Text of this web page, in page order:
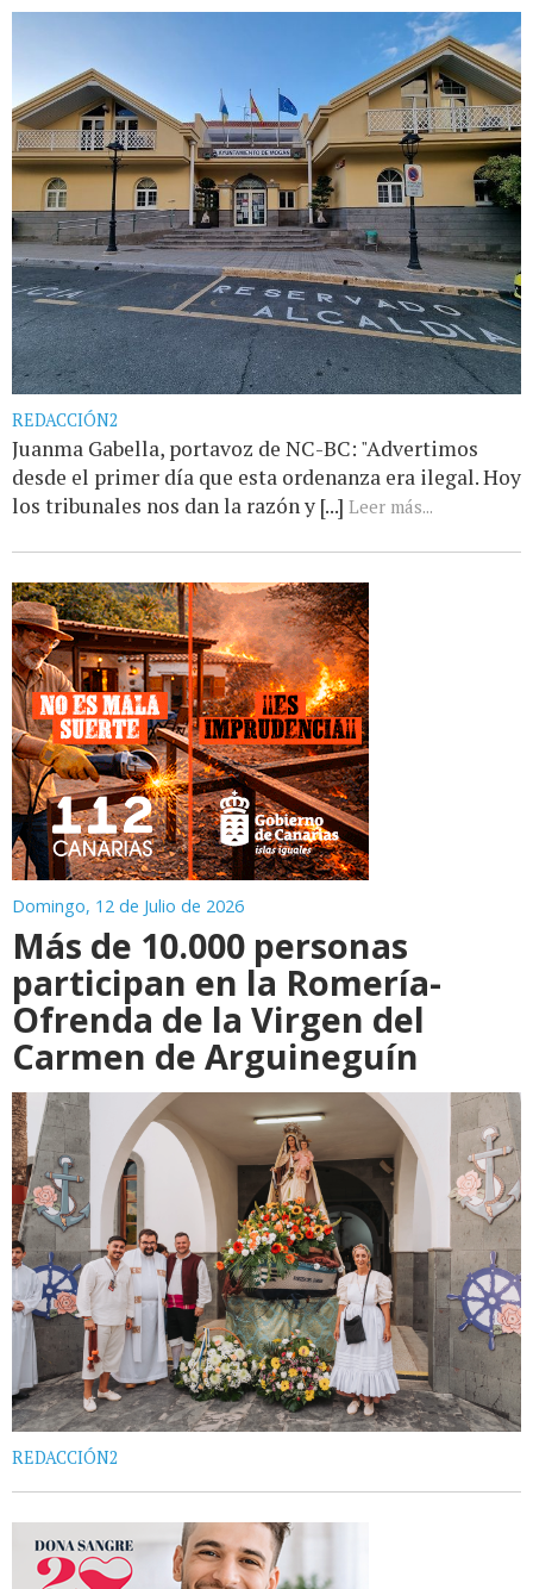
REDACCIÓN2
Juanma Gabella, portavoz de NC-BC: "Advertimos
desde el primer día que esta ordenanza era ilegal. Hoy
los tribunales nos dan la razón y [...] Leer más...
Domingo, 12 de Julio de 2026
Más de 10.000 personas
participan en la Romería-
Ofrenda de la Virgen del
Carmen de Arguineguín
REDACCIÓN2